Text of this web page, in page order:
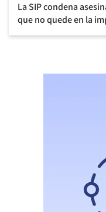
La SIP condena
que no quede en la